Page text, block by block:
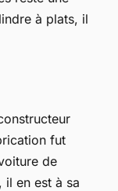
à plats, il
fut
de
en est à sa